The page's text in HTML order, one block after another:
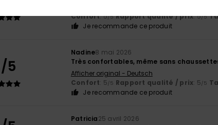
Confort: 5/5 Rapport qualité / prix: 5/5
Je recommande ce produit
/5
Nadine8 mai 2026
Très confortables, même sans
Afficher original - Deutsch
Confort: 5/5 Rapport qualité / prix: 5/5
Je recommande ce produit
Patricia25 avril 2026